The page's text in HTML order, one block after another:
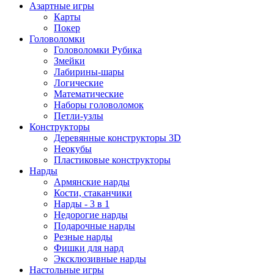
Азартные игры
Карты
Покер
Головоломки
Головоломки Рубика
Змейки
Лабирины-шары
Логические
Математические
Наборы головоломок
Петли-узлы
Конструкторы
Деревянные конструкторы 3D
Неокубы
Пластиковые конструкторы
Нарды
Армянские нарды
Кости, стаканчики
Нарды - 3 в 1
Недорогие нарды
Подарочные нарды
Резные нарды
Фишки для нард
Эксклюзивные нарды
Настольные игры